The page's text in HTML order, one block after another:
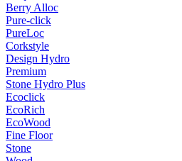
Berry Alloc
Pure-click
PureLoc
Corkstyle
Design Hydro
Premium
Stone Hydro Plus
Ecoclick
EcoRich
EcoWood
Fine Floor
Stone